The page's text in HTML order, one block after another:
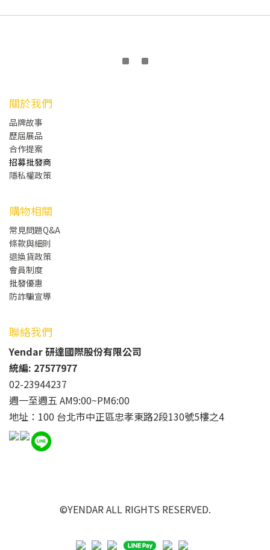
關於我們
品牌故事
歷屆展品
合作提案
招募批發商
隱私權政策
購物相關
常見問題Q&A
條款與細則
退換貨政策
會員制度
批發優惠
防詐騙宣導
聯絡我們
Yendar 研達國際股份有限公司
統編: 27577977
02-23944237
週一至週五 AM9:00~PM6:00
地址：100 台北市中正區忠孝東路2段130號5樓之4
©YENDAR ALL RIGHTS RESERVED.